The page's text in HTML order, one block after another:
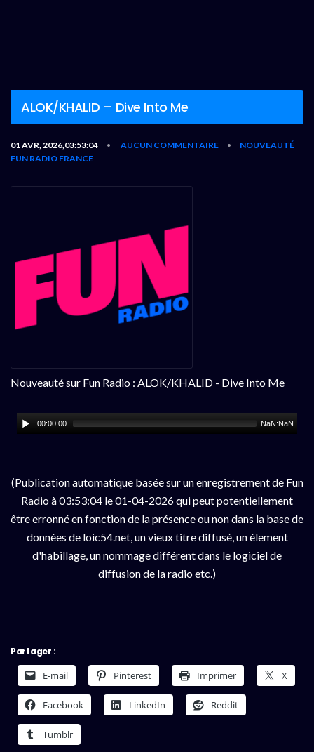
ALOK/KHALID – Dive Into Me
01 AVR, 2026,03:53:04 • AUCUN COMMENTAIRE •
NOUVEAUTÉ
FUN RADIO FRANCE
Nouveauté sur Fun Radio : ALOK/KHALID - Dive Into Me
00:00:00 NaN:NaN
(Publication automatique basée sur un enregistrement de Fun
Radio à 03:53:04 le 01-04-2026 qui peut potentiellement
être erronné en fonction de la présence ou non dans la base de
données de loic54.net, un vieux titre diffusé, un élement
d'habillage, un nommage différent dans le logiciel de
diffusion de la radio etc.)
Partager :
E-mail Pinterest Imprimer X
Facebook LinkedIn Reddit
Tumblr